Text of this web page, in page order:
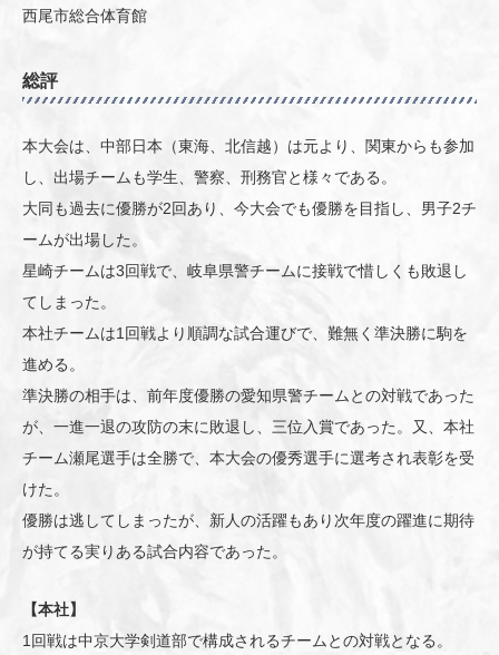
西尾市総合体育館
総評
本大会は、中部日本（東海、北信越）は元より、関東からも参加
し、出場チームも学生、警察、刑務官と様々である。
大同も過去に優勝が2回あり、今大会でも優勝を目指し、男子2チ
ームが出場した。
星崎チームは3回戦で、岐阜県警チームに接戦で惜しくも敗退し
てしまった。
本社チームは1回戦より順調な試合運びで、難無く準決勝に駒を
進める。
準決勝の相手は、前年度優勝の愛知県警チームとの対戦であった
が、一進一退の攻防の末に敗退し、三位入賞であった。又、本社
チーム瀬尾選手は全勝で、本大会の優秀選手に選考され表彰を受
けた。
優勝は逃してしまったが、新人の活躍もあり次年度の躍進に期待
が持てる実りある試合内容であった。
【本社】
1回戦は中京大学剣道部で構成されるチームとの対戦となる。